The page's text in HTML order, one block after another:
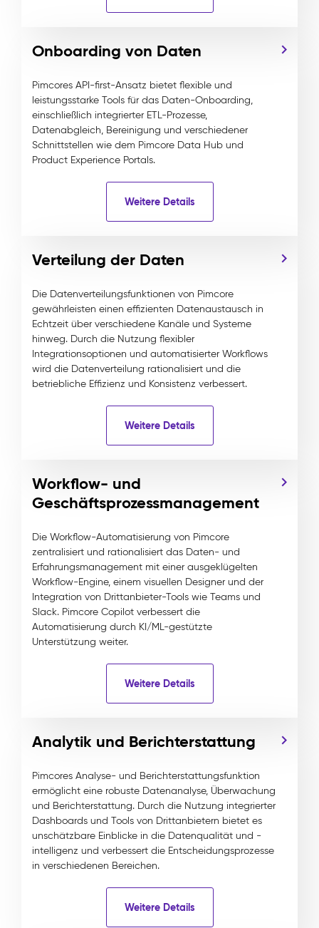
Onboarding von Daten
Pimcores API-first-Ansatz bietet flexible und
leistungsstarke Tools für das Daten-Onboarding,
einschließlich integrierter ETL-Prozesse,
Datenabgleich, Bereinigung und verschiedener
Schnittstellen wie dem Pimcore Data Hub und
Product Experience Portals.
Weitere Details
Verteilung der Daten
Die Datenverteilungsfunktionen von Pimcore
gewährleisten einen effizienten Datenaustausch in
Echtzeit über verschiedene Kanäle und Systeme
hinweg. Durch die Nutzung flexibler
Integrationsoptionen und automatisierter Workflows
wird die Datenverteilung rationalisiert und die
betriebliche Effizienz und Konsistenz verbessert.
Weitere Details
Workflow- und
Geschäftsprozessmanagement
Die Workflow-Automatisierung von Pimcore
zentralisiert und rationalisiert das Daten- und
Erfahrungsmanagement mit einer ausgeklügelten
Workflow-Engine, einem visuellen Designer und der
Integration von Drittanbieter-Tools wie Teams und
Slack. Pimcore Copilot verbessert die
Automatisierung durch KI/ML-gestützte
Unterstützung weiter.
Weitere Details
Analytik und Berichterstattung
Pimcores Analyse- und Berichterstattungsfunktion
ermöglicht eine robuste Datenanalyse, Überwachung
und Berichterstattung. Durch die Nutzung integrierter
Dashboards und Tools von Drittanbietern bietet es
unschätzbare Einblicke in die Datenqualität und -
intelligenz und verbessert die Entscheidungsprozesse
in verschiedenen Bereichen.
Weitere Details